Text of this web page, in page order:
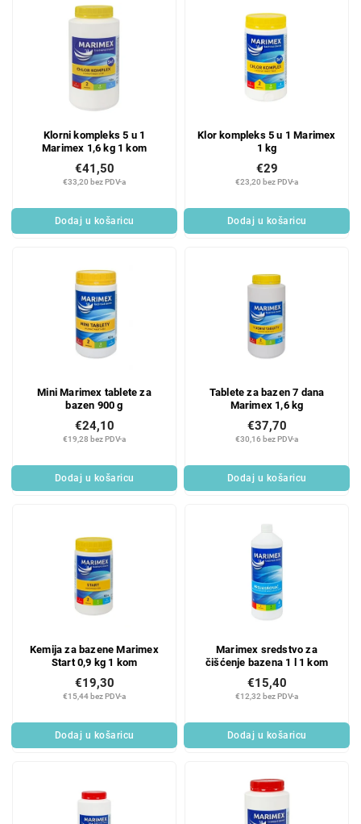
Klorni kompleks 5 u 1
Marimex 1,6 kg 1 kom
€33,20 bez PDV-a
€41,50
Dodaj u košaricu
Klor kompleks 5 u 1 Marimex
1 kg
€23,20 bez PDV-a
€29
Dodaj u košaricu
Mini Marimex tablete za
bazen 900 g
€19,28 bez PDV-a
€24,10
Dodaj u košaricu
Tablete za bazen 7 dana
Marimex 1,6 kg
€30,16 bez PDV-a
€37,70
Dodaj u košaricu
Kemija za bazene Marimex
Start 0,9 kg 1 kom
€15,44 bez PDV-a
€19,30
Dodaj u košaricu
Marimex sredstvo za
čišćenje bazena 1 l 1 kom
€12,32 bez PDV-a
€15,40
Dodaj u košaricu